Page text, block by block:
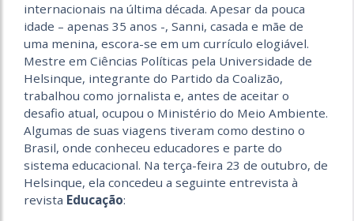
internacionais na última década. Apesar da pouca
idade – apenas 35 anos -, Sanni, casada e mãe de
uma menina, escora-se em um currículo elogiável.
Mestre em Ciências Políticas pela Universidade de
Helsinque, integrante do Partido da Coalizão,
trabalhou como jornalista e, antes de aceitar o
desafio atual, ocupou o Ministério do Meio Ambiente.
Algumas de suas viagens tiveram como destino o
Brasil, onde conheceu educadores e parte do
sistema educacional. Na terça-feira 23 de outubro, de
Helsinque, ela concedeu a seguinte entrevista à
revista Educação: